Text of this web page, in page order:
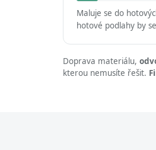
Maluje se do
hotové podlahy by
Doprava materiálu,
kterou nemusíte řešit.